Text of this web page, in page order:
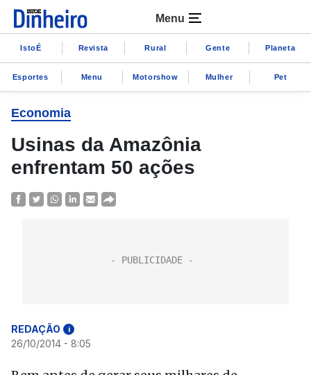
Menu
IstoÉ Revista Rural Gente Planeta
Esportes Menu Motorshow Mulher Pet
Economia
Usinas da Amazônia
enfrentam 50 ações
REDAÇÃO i
26/10/2014 - 8:05